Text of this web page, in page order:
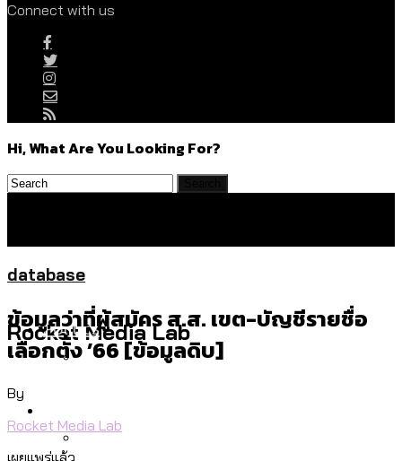
Connect with us
Hi, What Are You Looking For?
Rocket Media Lab
Politics
จราจรฯ เพิ่ม 150% มีเพียง 5 เขตที่งบเพิ่ม
database
ข้อมูลว่าที่ผู้สมัคร ส.ส. เขต-บัญชีรายชื่อ
เลือกตั้ง ’66 [ข้อมูลดิบ]
By
Rocket Media Lab
เผยแพร่แล้ว